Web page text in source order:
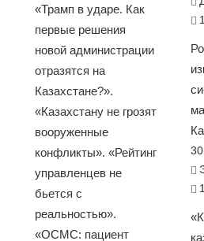
«Трамп в ударе. Как
первые решения
новой администрации
отразятся на
Казахстане?».
«Казахстану не грозят
вооруженные
конфликты». «Рейтинг
управленцев не
бьется с
реальностью».
«ОСМС: пациент